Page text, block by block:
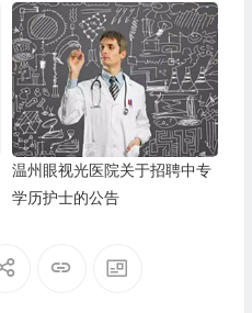
温州眼视光医院关于招聘中专
学历护士的公告